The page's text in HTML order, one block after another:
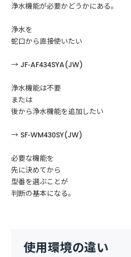
浄水機能が必要かどうかにある。
浄水を
蛇口から直接使いたい
→ JF-AF434SYA(JW)
浄水機能は不要
または
後から浄水機能を追加したい
→ SF-WM430SY(JW)
必要な機能を
先に決めてから
型番を選ぶことが
判断の基本になる。
使用環境の違い